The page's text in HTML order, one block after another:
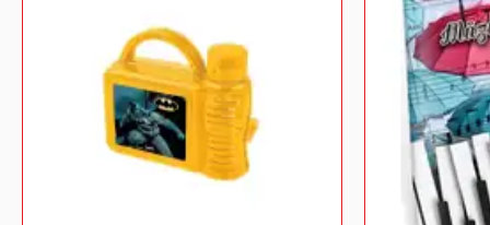
İade ve değişim işlemleri hakkında detaylı bilgi almak için
bizimle iletişime geçebilirsiniz.